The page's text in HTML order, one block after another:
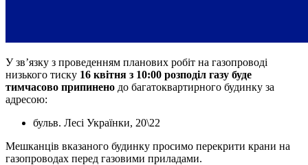
У зв’язку з проведенням планових робіт на газопроводі
низького тиску 16 квітня з 10:00 розподіл газу буде
тимчасово припинено до багатоквартирного будинку за
адресою:
бульв. Лесі Українки, 20\22
Мешканців вказаного будинку просимо перекрити крани на
газопроводах перед газовими приладами.